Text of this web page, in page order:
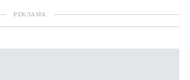
РЕКЛАМА